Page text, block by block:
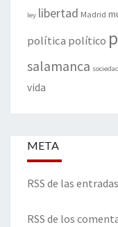
ley libertad Madrid
política político
salamanca sociedad
vida
META
RSS de las entradas
RSS de los